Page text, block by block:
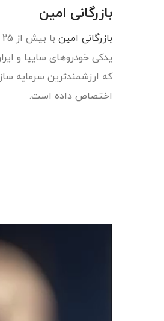
بازرگانی امین
بازرگانی امین
یدکی خودروهای سایپا و
که ارزشمندترین سرمایه
اختصاص داده است.